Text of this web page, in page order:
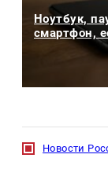
Ноутбук,
смартфон,
Новости